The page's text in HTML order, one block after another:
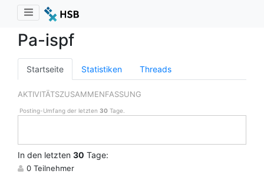
Pa-ispf
Startseite Statistiken Threads
AKTIVITÄTSZUSAMMENFASSUNG
Posting-Umfang der letzten 30Tage.
In den letzten 30 Tage:
0 Teilnehmer